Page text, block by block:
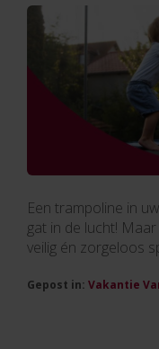
Een trampoline in
gat in de lucht!
veilig én zorgeloos
Gepost in: Vakantie